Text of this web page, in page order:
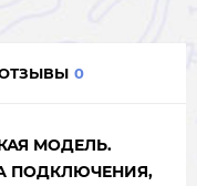
0
МОДЕЛЬ.
ПОДКЛЮЧЕНИЯ,